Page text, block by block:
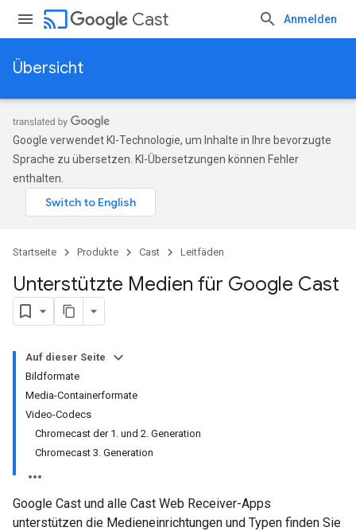
cast Cast Anmelden
Übersicht
Google verwendet KI-Technologie, um Inhalte in Ihre bevorzugte
Sprache zu übersetzen. KI-Übersetzungen können Fehler
enthalten.
Startseite Produkte Cast Leitfäden
Unterstützte Medien für Google Cast
Auf dieser Seite
Bildformate
Media-Containerformate
Video-Codecs
Chromecast der 1. und 2. Generation
Chromecast 3. Generation
Google Cast und alle Cast Web Receiver-Apps
unterstützen die Medieneinrichtungen und Typen finden Sie